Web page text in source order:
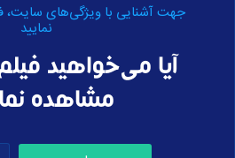
اقسام عبارات
برای ارسال نظر وارد
جهت آشنایی با ویژگی‌های سایت،
نمایید
آیا می‌خواهید
مشاهده